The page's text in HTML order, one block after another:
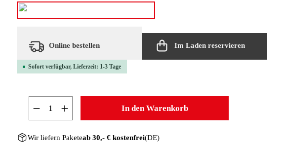
Online bestellen Im Laden reservieren
Sofort verfügbar, Lieferzeit: 1-3 Tage
Produkt Anzahl: Gib den gewünschten Wert ein
In den Warenkorb
Wir liefern Paketeab 30,- € kostenfrei(DE)